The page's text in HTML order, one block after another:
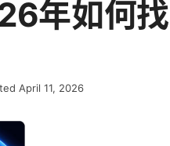
年如何
April 11, 2026